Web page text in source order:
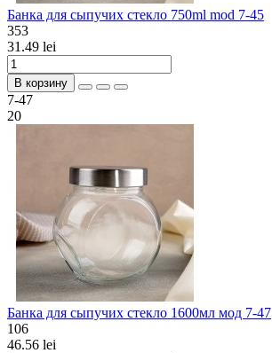
Банка для сыпучих стекло 750ml mod 7-45
353
31.49 lei
В корзину
7-47
20
Банка для сыпучих стекло 1600мл мод 7-47
106
46.56 lei